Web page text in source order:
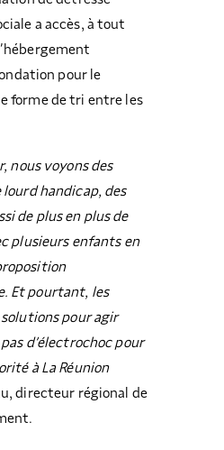
a accès, à tout
pour le
forme de tri entre les
nous voyons des
handicap, des
de plus en plus de
plusieurs enfants en
Et pourtant, les
pour agir
d’électrochoc pour
à La Réunion
directeur régional de